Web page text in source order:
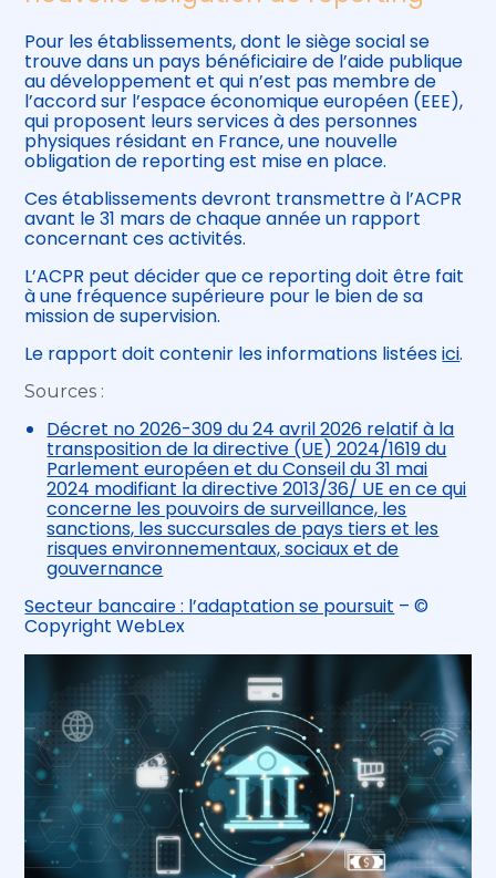
Pour les établissements, dont le siège social se
trouve dans un pays bénéficiaire de l’aide publique
au développement et qui n’est pas membre de
l’accord sur l’espace économique européen (EEE),
qui proposent leurs services à des personnes
physiques résidant en France, une nouvelle
obligation de reporting est mise en place.
Ces établissements devront transmettre à l’ACPR
avant le 31 mars de chaque année un rapport
concernant ces activités.
L’ACPR peut décider que ce reporting doit être fait
à une fréquence supérieure pour le bien de sa
mission de supervision.
Le rapport doit contenir les informations listéesici.
Sources :
Décret no 2026-309 du 24 avril 2026 relatif à la
transposition de la directive (UE) 2024/1619 du
Parlement européen et du Conseil du 31 mai
2024 modifiant la directive 2013/36/ UE en ce qui
concerne les pouvoirs de surveillance, les
sanctions, les succursales de pays tiers et les
risques environnementaux, sociaux et de
gouvernance
Secteur bancaire : l’adaptation se poursuit – ©
Copyright WebLex